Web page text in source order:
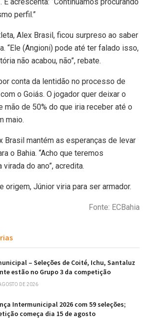
perfil.”
Alex Brasil, ficou surpreso ao saber
“Ele (Angioni) pode até ter falado isso,
não acabou, não”, rebate.
conta da lentidão no processo de
o Goiás. O jogador quer deixar o
mão de 50% do que iria receber até o
maio.
Brasil mantém as esperanças de levar
o Bahia. “Acho que teremos
do ano”, acredita.
origem, Júnior viria para ser armador.
Fonte: ECBahia
– Seleções de Coité, Ichu, Santaluz
estão no Grupo 3 da competição
DE 2026
Intermunicipal 2026 com 59 seleções;
começa dia 15 de agosto